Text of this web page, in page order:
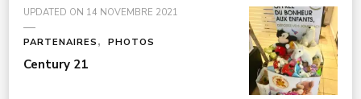
UPDATED ON 14 NOVEMBRE 2021
PARTENAIRES PHOTOS
Century 21